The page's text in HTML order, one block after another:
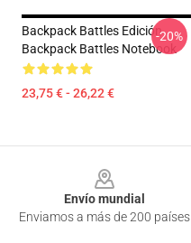
Backpack Battles Edición
Backpack Battles Notebook
23,75 € - 26,22 €
-20%
Envío mundial
Enviamos a más de 200 países